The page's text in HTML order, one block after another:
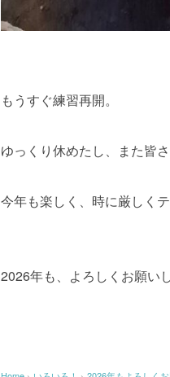
もうすぐ練習再開。
ゆっくり休めたし、また皆
今年も楽しく、時に厳しく
2026年も、よろしくお願い